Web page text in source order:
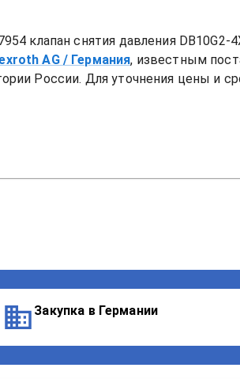
клапан снятия давления DB10G2-
AG / Германия, известным
России. Для уточнения цены и
Закупка в Германии